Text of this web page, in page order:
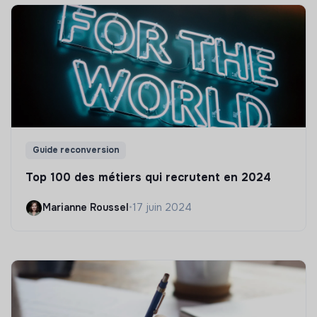
Guide reconversion
Top 100 des métiers qui recrutent en 2024
Marianne Roussel•17 juin 2024